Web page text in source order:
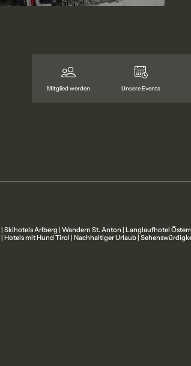
Mitglied werden Unsere Events
| Skihotels Arlberg | Wandern St. Anton | Langlaufhotel
| Hotels mit Hund Tirol | Nachhaltiger Urlaub |